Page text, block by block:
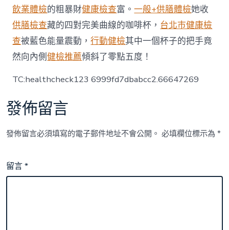
飲業體檢的粗暴財健康檢查富。一般+供膳體檢她收
供膳檢查藏的四對完美曲線的咖啡杯， 台北巿健康檢
查被藍色能量震動，行動健檢其中一個杯子的把手竟
然向內側健檢推薦傾斜了零點五度！
TC:healthcheck123 6999fd7dbabcc2.66647269
發佈留言
發佈留言必須填寫的電子郵件地址不會公開。 必填欄位標示為*
留言*